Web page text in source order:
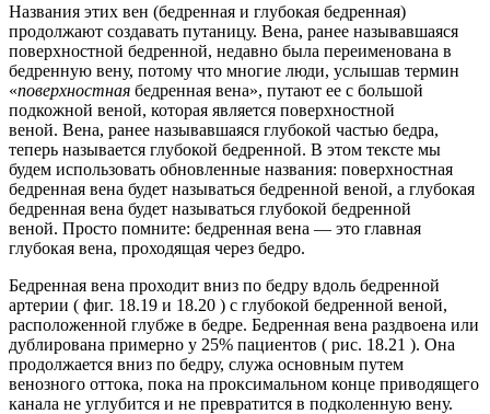
Названия этих вен (бедренная и глубокая бедренная)
продолжают создавать путаницу. Вена, ранее называвшаяся
поверхностной бедренной, недавно была переименована в
бедренную вену, потому что многие люди, услышав термин
«поверхностная бедренная вена», путают ее с большой
подкожной веной, которая является поверхностной
веной. Вена, ранее называвшаяся глубокой частью бедра,
теперь называется глубокой бедренной. В этом тексте мы
будем использовать обновленные названия: поверхностная
бедренная вена будет называться бедренной веной, а глубокая
бедренная вена будет называться глубокой бедренной
веной. Просто помните: бедренная вена — это главная
глубокая вена, проходящая через бедро.
Бедренная вена проходит вниз по бедру вдоль бедренной
артерии ( фиг. 18.19 и 18.20 ) с глубокой бедренной веной,
расположенной глубже в бедре. Бедренная вена раздвоена или
дублирована примерно у 25% пациентов ( рис. 18.21 ). Она
продолжается вниз по бедру, служа основным путем
венозного оттока, пока на проксимальном конце приводящего
канала не углубится и не превратится в подколенную вену.